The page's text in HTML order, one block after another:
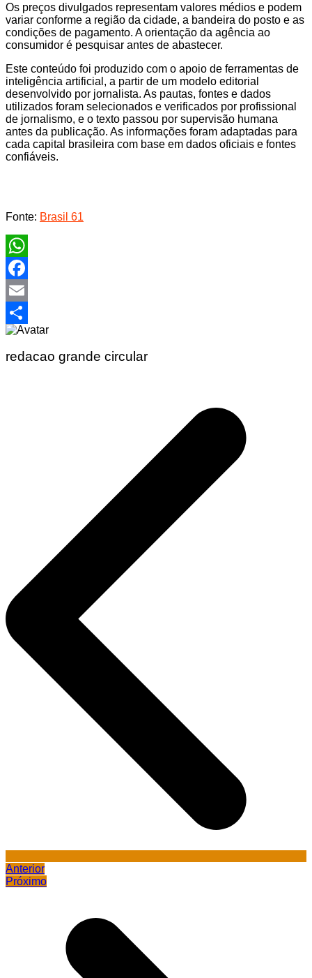
Os preços divulgados representam valores médios e podem
variar conforme a região da cidade, a bandeira do posto e as
condições de pagamento. A orientação da agência ao
consumidor é pesquisar antes de abastecer.
Este conteúdo foi produzido com o apoio de ferramentas de
inteligência artificial, a partir de um modelo editorial
desenvolvido por jornalista. As pautas, fontes e dados
utilizados foram selecionados e verificados por profissional
de jornalismo, e o texto passou por supervisão humana
antes da publicação. As informações foram adaptadas para
cada capital brasileira com base em dados oficiais e fontes
confiáveis.
Fonte: Brasil 61
WhatsApp
Facebook
Email
Share
redacao grande circular
Anterior
Próximo